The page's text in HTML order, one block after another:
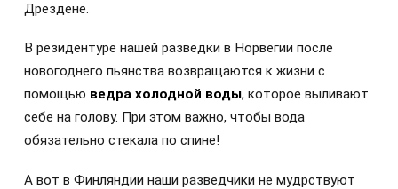
Дрездене.
В резидентуре нашей разведки в Норвегии после
новогоднего пьянства возвращаются к жизни с
помощью ведра холодной воды, которое выливают
себе на голову. При этом важно, чтобы вода
обязательно стекала по спине!
А вот в Финляндии наши разведчики не мудрствуют